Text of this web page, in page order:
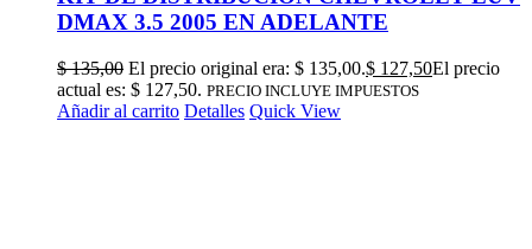
DMAX 3.5 2005 EN ADELANTE
$135,00 El precio original era: $ 135,00.$ 127,50El precio
actual es: $ 127,50. PRECIO INCLUYE IMPUESTOS
Añadir al carrito Detalles Quick View